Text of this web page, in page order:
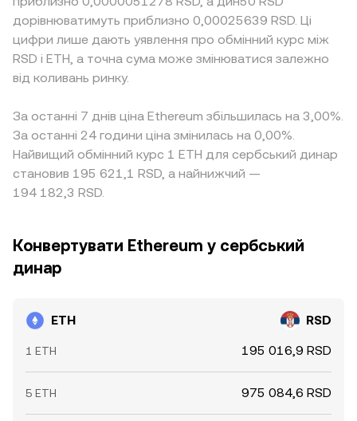
дорівнюватимуть приблизно 0,00025639 RSD. Ці
цифри лише дають уявлення про обмінний курс між
RSD і ETH, а точна сума може змінюватися залежно
від коливань ринку.
За останні 7 днів ціна Ethereum збільшилась на 3,00%.
За останні 24 години ціна змінилась на 0,00%.
Найвищий обмінний курс 1 ETH для сербський динар
становив 195 621,1 RSD, а найнижчий —
194 182,3 RSD.
Конвертувати Ethereum у сербський
динар
ETH RSD
1 ETH 195 016,9 RSD
5 ETH 975 084,6 RSD